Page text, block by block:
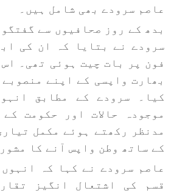
عاصم سرودے بھی شامل ہیں۔
بدھ کے روز صحافیوں سے
سرودے نے بتایا کہ ان کی
فون پر بات چیت ہوئی تھی۔
بھارت واپسی کے اپنے
کیا۔ سرودے کے مطابق
موجودہ حالات اور حکومت
مدنظر رکھتے ہوئے مکمل
کے ساتھ وطن واپس آنے کا
عاصم سرودے نے کہا کہ
قسم کی اشتعال انگیز